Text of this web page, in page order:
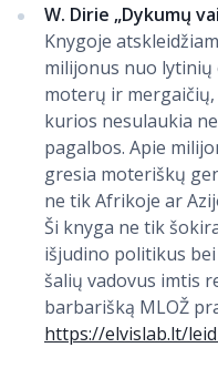
W. Dirie „Dykumų
Knygoje
milijonus nuo
moterų ir
kurios nesulaukia
pagalbos. Apie
gresia moteriškų
ne tik Afrikoje ar
Ši knyga ne tik
išjudino politikus
šalių vadovus imtis
barbarišką MLOŽ
https://elvislab.lt/